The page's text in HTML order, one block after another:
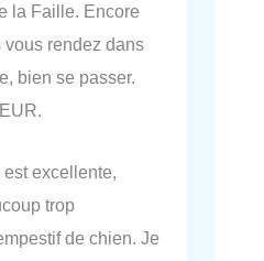
la Faille. Encore
vous rendez dans
bien se passer.
excellente,
trop
de chien. Je